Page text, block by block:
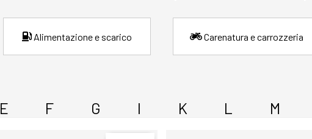
Alimentazione e scarico Carenatura e carrozzeria
E F G I K L M